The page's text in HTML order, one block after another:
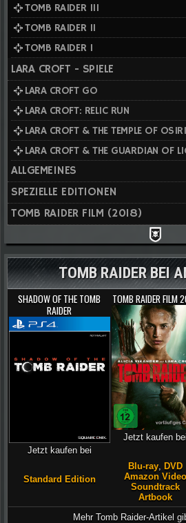
TOMB RAIDER III
TOMB RAIDER II
TOMB RAIDER I
LARA CROFT - SPIELE
LARA CROFT GO
LARA CROFT: RELIC RUN
LARA CROFT & THE TEMPLE OF
LARA CROFT & THE GUARDIAN OF
ALLGEMEINES
SPEZIELLE EDITIONEN
TOMB RAIDER FILM (2018)
TOMB RAIDER BEI
SHADOW OF THE TOMB
RAIDER
Jetzt kaufen bei
Standard Edition
TOMB RAIDER FILM
Jetzt kaufen bei
Blu-ray, DVD
Amazon Video
Soundtrack
Artbook
Mehr Tomb Raider-Artikel